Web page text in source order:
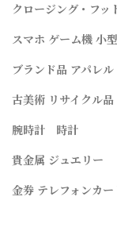
クロージング・フッ
スマホ ゲーム機 小
ブランド品 アパレル
古美術 リサイクル品
腕時計 時計
貴金属 ジュエリー
金券 テレフォンカー